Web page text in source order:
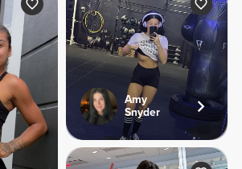
Amy
Snyder